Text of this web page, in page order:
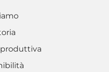
produttiva